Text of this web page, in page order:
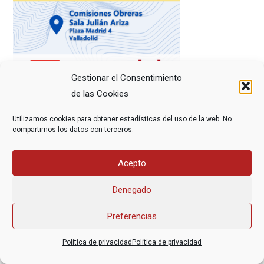
Gestionar el Consentimiento
de las Cookies
Utilizamos cookies para obtener estadísticas del uso de la web. No
compartimos los datos con terceros.
Acepto
Denegado
Preferencias
Política de privacidad Política de privacidad